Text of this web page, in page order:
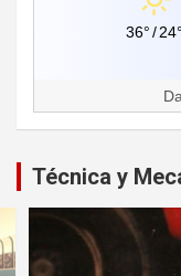
36°/24°
Técnica y